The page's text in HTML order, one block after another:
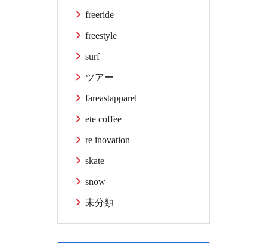
freeride
freestyle
surf
ツアー
fareastapparel
ete coffee
re inovation
skate
snow
未分類